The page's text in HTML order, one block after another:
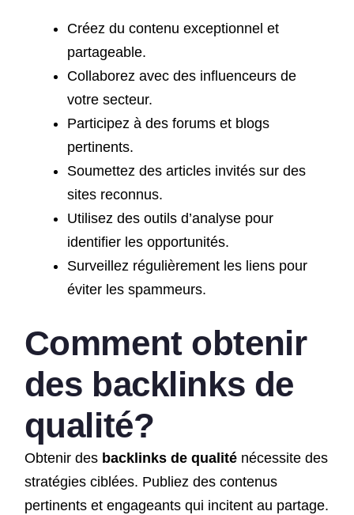
Créez du contenu exceptionnel et
partageable.
Collaborez avec des influenceurs de
votre secteur.
Participez à des forums et blogs
pertinents.
Soumettez des articles invités sur des
sites reconnus.
Utilisez des outils d’analyse pour
identifier les opportunités.
Surveillez régulièrement les liens pour
éviter les spammeurs.
Comment obtenir
des backlinks de
qualité?
Obtenir des backlinks de qualiténécessite des
stratégies ciblées. Publiez des contenus
pertinents et engageants qui incitent au partage.